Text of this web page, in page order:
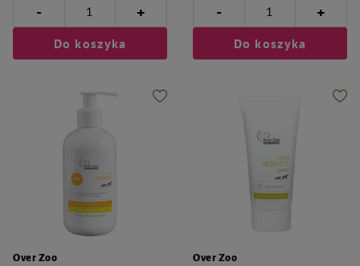
- +
Do koszyka
- +
Do koszyka
Over Zoo
Over Zoo